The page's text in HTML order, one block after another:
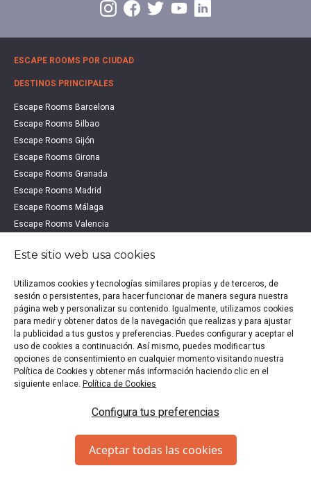
ESCAPE ROOMS POR CIUDAD
DESTINOS PRINCIPALES
Escape Rooms Barcelona
Escape Rooms Bilbao
Escape Rooms Gijón
Escape Rooms Girona
Escape Rooms Granada
Escape Rooms Madrid
Escape Rooms Málaga
Escape Rooms Valencia
Escape Rooms Vitoria
ESCAPE ROOMS POR PROVINCIA
OTROS DESTINOS
Escape Rooms Alicante
Escape Rooms Burgos
Escape Rooms Cádiz
Escape Rooms Córdoba
Escape Rooms La Coruña
Escape Rooms Segovia
Escape Rooms Sevilla
Este sitio web usa cookies
Utilizamos cookies y tecnologías similares propias y de terceros, de
sesión o persistentes, para hacer funcionar de manera segura nuestra
página web y personalizar su contenido. Igualmente, utilizamos cookies
para medir y obtener datos de la navegación que realizas y para ajustar
la publicidad a tus gustos y preferencias. Puedes configurar y aceptar el
uso de cookies a continuación. Así mismo, puedes modificar tus
opciones de consentimiento en cualquier momento visitando nuestra
Política de Cookies y obtener más información haciendo clic en el
siguiente enlace. Política de Cookies
Configura tus preferencias
Aceptar todas las cookies